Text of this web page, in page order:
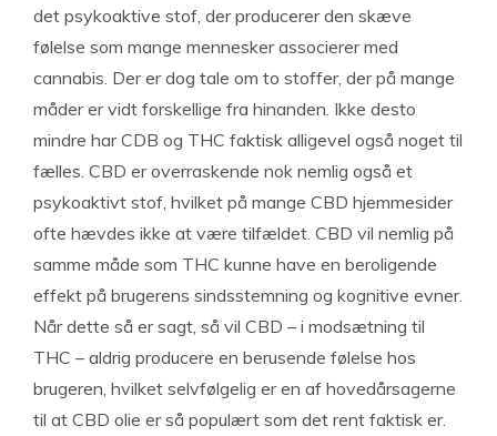
det psykoaktive stof, der producerer den skæve
følelse som mange mennesker associerer med
cannabis. Der er dog tale om to stoffer, der på mange
måder er vidt forskellige fra hinanden. Ikke desto
mindre har CDB og THC faktisk alligevel også noget til
fælles. CBD er overraskende nok nemlig også et
psykoaktivt stof, hvilket på mange CBD hjemmesider
ofte hævdes ikke at være tilfældet. CBD vil nemlig på
samme måde som THC kunne have en beroligende
effekt på brugerens sindsstemning og kognitive evner.
Når dette så er sagt, så vil CBD – i modsætning til
THC – aldrig producere en berusende følelse hos
brugeren, hvilket selvfølgelig er en af hovedårsagerne
til at CBD olie er så populært som det rent faktisk er.